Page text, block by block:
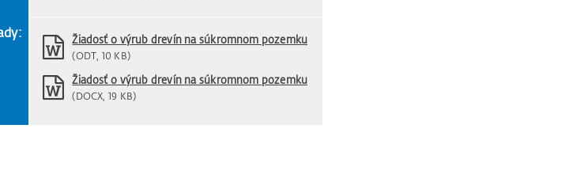
Žiadosť o výrub drevín na súkromnom pozemku
(ODT, 10 KB)
Žiadosť o výrub drevín na súkromnom pozemku
(DOCX, 19 KB)